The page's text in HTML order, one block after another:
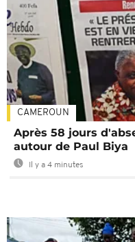
CAMEROUN
Après 58 jours
autour de Paul Biya
Il y a 4 minutes